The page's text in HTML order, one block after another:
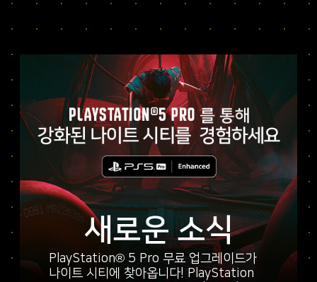
새로운 소식
PlayStation® 5 Pro 무료 업그레이드가
나이트 시티에 찾아옵니다! PlayStation